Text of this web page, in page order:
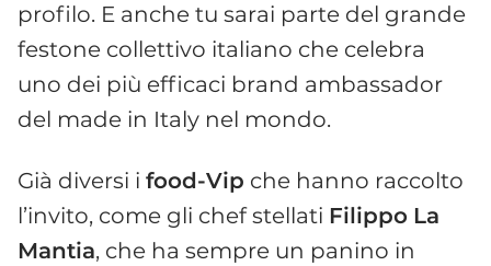
profilo. E anche tu sarai parte del grande
festone collettivo italiano che celebra
uno dei più efficaci brand ambassador
del made in Italy nel mondo.
Già diversi i food-Vip che hanno raccolto
l’invito, come gli chef stellati Filippo La
Mantia, che ha sempre un panino in